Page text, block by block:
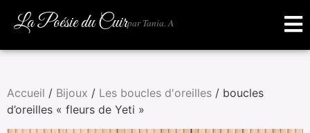
La Poésie du Cuirpar Tania. A
Accueil / Bijoux / Les boucles d'oreilles / boucles
d’oreilles « fleurs de Yeti »